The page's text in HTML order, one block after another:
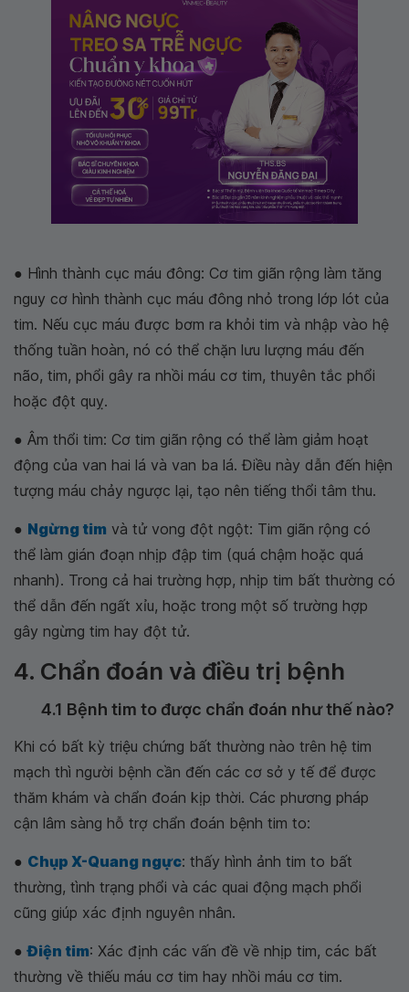
● Hình thành cục máu đông: Cơ tim giãn rộng làm tăng
nguy cơ hình thành cục máu đông nhỏ trong lớp lót của
tim. Nếu cục máu được bơm ra khỏi tim và nhập vào hệ
thống tuần hoàn, nó có thể chặn lưu lượng máu đến
não, tim, phổi gây ra nhồi máu cơ tim, thuyên tắc phổi
hoặc đột quỵ.
● Âm thổi tim: Cơ tim giãn rộng có thể làm giảm hoạt
động của van hai lá và van ba lá. Điều này dẫn đến hiện
tượng máu chảy ngược lại, tạo nên tiếng thổi tâm thu.
● Ngừng tim và tử vong đột ngột: Tim giãn rộng có
thể làm gián đoạn nhịp đập tim (quá chậm hoặc quá
nhanh). Trong cả hai trường hợp, nhịp tim bất thường có
thể dẫn đến ngất xỉu, hoặc trong một số trường hợp
gây ngừng tim hay đột tử.
4. Chẩn đoán và điều trị bệnh
4.1 Bệnh tim to được chẩn đoán như thế nào?
Khi có bất kỳ triệu chứng bất thường nào trên hệ tim
mạch thì người bệnh cần đến các cơ sở y tế để được
thăm khám và chẩn đoán kịp thời. Các phương pháp
cận lâm sàng hỗ trợ chẩn đoán bệnh tim to:
● Chụp X-Quang ngực: thấy hình ảnh tim to bất
thường, tình trạng phổi và các quai động mạch phổi
cũng giúp xác định nguyên nhân.
●Điện tim: Xác định các vấn đề về nhịp tim, các bất
thường về thiếu máu cơ tim hay nhồi máu cơ tim.